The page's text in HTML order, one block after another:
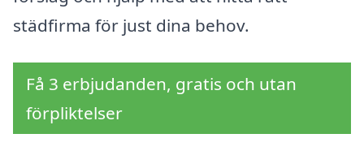
städfirma för just dina behov.
Få 3 erbjudanden, gratis och utan
förpliktelser